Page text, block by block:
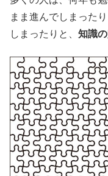
まま進んでしまった
しまったりと、 知識